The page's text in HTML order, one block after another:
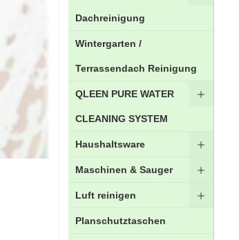
Dachreinigung
Wintergarten /
Terrassendach Reinigung
QLEEN PURE WATER
CLEANING SYSTEM
Haushaltsware
Maschinen & Sauger
Luft reinigen
Planschutztaschen